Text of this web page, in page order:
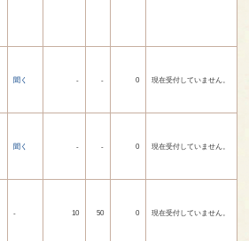
聞く - - 0 現在受付していません。
聞く - - 0 現在受付していません。
- 10 50 0 現在受付していません。